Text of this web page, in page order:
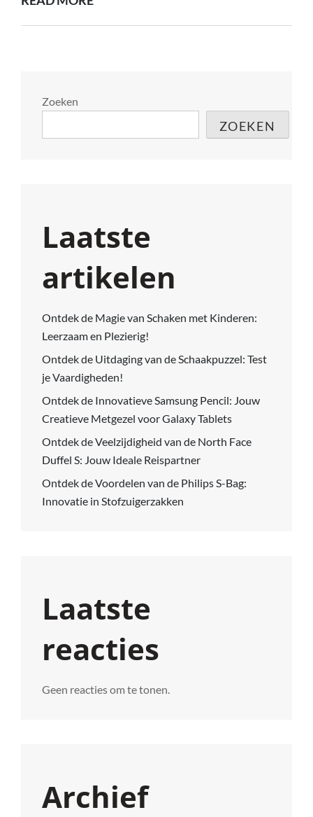
TOERNOOI
Zoeken
ZOEKEN
Laatste
artikelen
Ontdek de Magie van Schaken met Kinderen:
Leerzaam en Plezierig!
Ontdek de Uitdaging van de Schaakpuzzel: Test
je Vaardigheden!
Ontdek de Innovatieve Samsung Pencil: Jouw
Creatieve Metgezel voor Galaxy Tablets
Ontdek de Veelzijdigheid van de North Face
Duffel S: Jouw Ideale Reispartner
Ontdek de Voordelen van de Philips S-Bag:
Innovatie in Stofzuigerzakken
Laatste
reacties
Geen reacties om te tonen.
Archief